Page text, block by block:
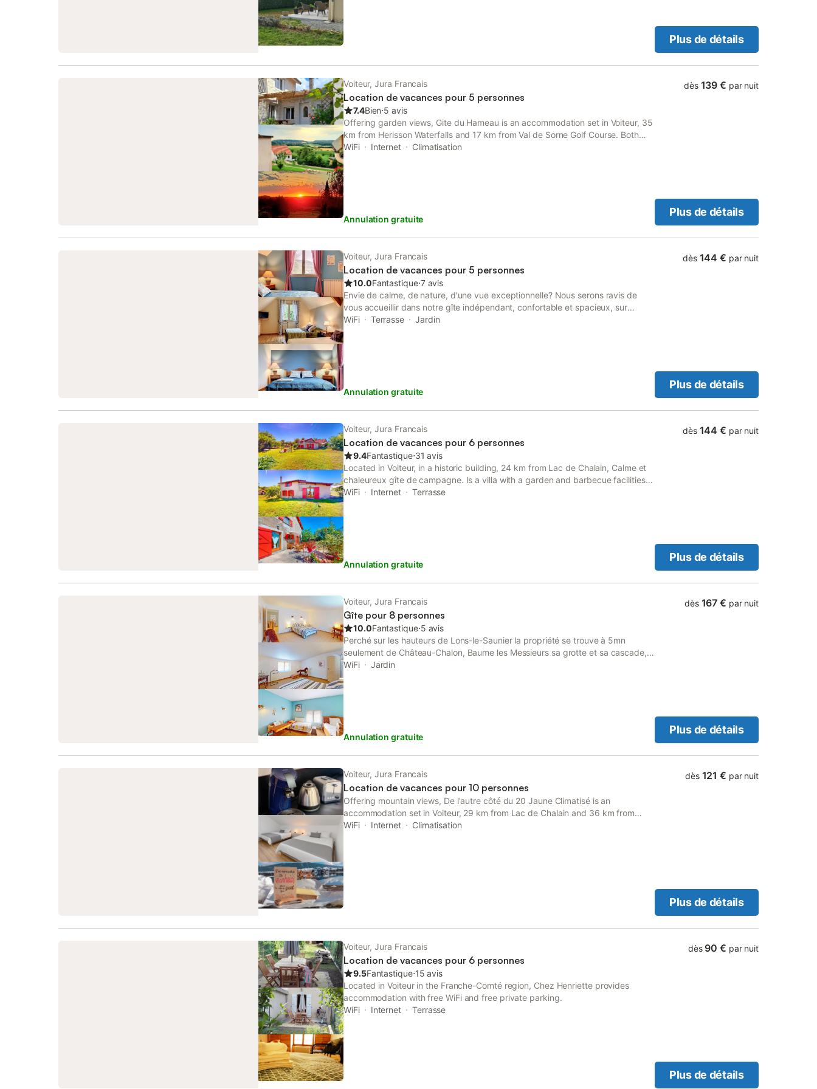
Plus de détails
Voiteur, Jura Francais
Location de vacances pour 5 personnes
7.4Bien⋅5 avis
Offering garden views, Gite du Hameau is an accommodation set in Voiteur, 35
km from Herisson Waterfalls and 17 km from Val de Sorne Golf Course. Both
free WiFi and parking on-site are available at the holiday home free of charge.
WiFi Internet Climatisation
Annulation gratuite
dès 139 € par nuit
Plus de détails
Voiteur, Jura Francais
Location de vacances pour 5 personnes
10.0Fantastique⋅7 avis
Envie de calme, de nature, d'une vue exceptionnelle? Nous serons ravis de
vous accueillir dans notre gîte indépendant, confortable et spacieux, sur
terrain arboré de 3500m2. Vous profiterez d'une terrasse privative équipée
(dont pharmacie, pizzeria, superette, boulangerie, distributeur billets, épicerie
WiFi Terrasse Jardin
Annulation gratuite
dès 144 € par nuit
Plus de détails
Voiteur, Jura Francais
Location de vacances pour 6 personnes
9.4Fantastique⋅31 avis
Located in Voiteur, in a historic building, 24 km from Lac de Chalain, Calme et
chaleureux gîte de campagne. Is a villa with a garden and barbecue facilities.
This property offers access to a terrace, darts, free private parking and free
WiFi Internet Terrasse
Annulation gratuite
dès 144 € par nuit
Plus de détails
Voiteur, Jura Francais
Gîte pour 8 personnes
10.0Fantastique⋅5 avis
Perché sur les hauteurs de Lons-le-Saunier la propriété se trouve à 5mn
seulement de Château-Chalon, Baume les Messieurs sa grotte et sa cascade, à
deux pas des lacs, de leurs activités, chemins de randonnées, caves et
WiFi Jardin
Annulation gratuite
dès 167 € par nuit
Plus de détails
Voiteur, Jura Francais
Location de vacances pour 10 personnes
Offering mountain views, De l'autre côté du 20 Jaune Climatisé is an
accommodation set in Voiteur, 29 km from Lac de Chalain and 36 km from
Herisson Waterfalls. This property offers access to a terrace, free private
WiFi Internet Climatisation
dès 121 € par nuit
Plus de détails
Voiteur, Jura Francais
Location de vacances pour 6 personnes
9.5Fantastique⋅15 avis
Located in Voiteur in the Franche-Comté region, Chez Henriette provides
accommodation with free WiFi and free private parking.
WiFi
Internet Terrasse
dès 90 € par nuit
Plus de détails